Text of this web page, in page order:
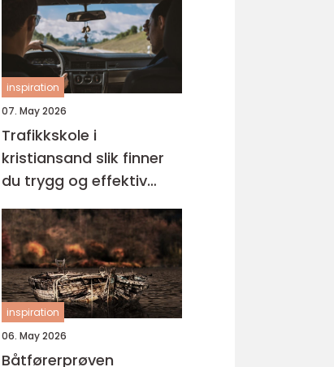
inspiration
07. May 2026
Trafikkskole i
kristiansand slik finner
du trygg og effektiv
opplæring
inspiration
06. May 2026
Båtførerprøven